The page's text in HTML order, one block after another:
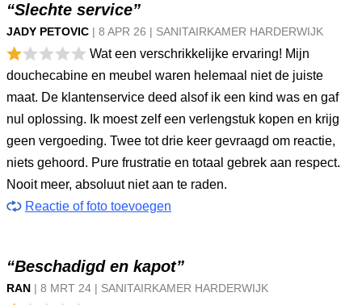
“Slechte service”
JADY PETOVIC | 8 APR 26 | SANITAIRKAMER HARDERWIJK
Wat een verschrikkelijke ervaring! Mijn
douchecabine en meubel waren helemaal niet de juiste
maat. De klantenservice deed alsof ik een kind was en gaf
nul oplossing. Ik moest zelf een verlengstuk kopen en krijg
geen vergoeding. Twee tot drie keer gevraagd om reactie,
niets gehoord. Pure frustratie en totaal gebrek aan respect.
Nooit meer, absoluut niet aan te raden.
Reactie of foto toevoegen
“Beschadigd en kapot”
RAN | 8 MRT 24 | SANITAIRKAMER HARDERWIJK